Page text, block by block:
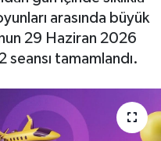
arasında büyük
29 Haziran 2026
tamamlandı.